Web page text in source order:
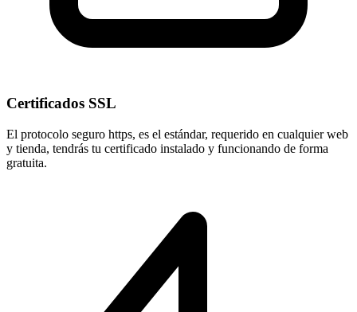
Certificados SSL
El protocolo seguro https, es el estándar, requerido en cualquier web
y tienda, tendrás tu certificado instalado y funcionando de forma
gratuita.